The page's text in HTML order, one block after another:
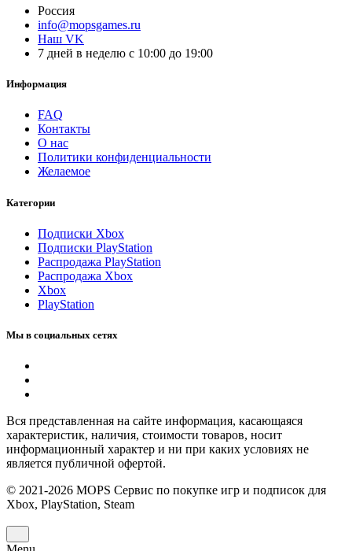
Россия
info@mopsgames.ru
Наш VK
7 дней в неделю с 10:00 до 19:00
Информация
FAQ
Контакты
О нас
Политики конфиденциальности
Желаемое
Категории
Подписки Xbox
Подписки PlayStation
Распродажа PlayStation
Распродажа Xbox
Xbox
PlayStation
Мы в социальных сетях
Вся представленная на сайте информация, касающаяся
характеристик, наличия, стоимости товаров, носит
информационный характер и ни при каких условиях не
является публичной офертой.
© 2021-2026 MOPS Сервис по покупке игр и подписок для
Xbox, PlayStation, Steam